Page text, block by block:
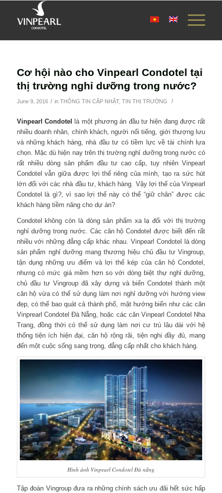
Cơ hội nào cho Vinpearl Condotel tại
thị trường nghỉ dưỡng trong nước?
June 9, 2016 / in THÔNG TIN CẬP NHẬT, TIN THỊ TRƯỜNG /
Vinpearl Condotel
là một phương án đầu tư hiện đang được rất
nhiều doanh nhân, chính khách, người nổi tiếng, giới thượng lưu
và những khách hàng, nhà đầu tư có tiềm lực về tài chính lựa
chọn. Mặc dù hiện nay trên thị trường nghỉ dưỡng trong nước có
rất nhiều dòng sản phẩm đầu tư cao cấp, tuy nhiên Vinpearl
Condotel vẫn giữa được lợi thế riêng của mình, tạo ra sức hút
lớn đối với các nhà đầu tư, khách hàng. Vậy lợi thế của Vinpearl
Condotel là gì?, vì sao lợi thế này có thể “giữ chân” được các
khách hàng tiềm năng cho dự án?
Condotel không còn là dòng sản phẩm xa lạ đối với thị trường
nghỉ dưỡng trong nước. Các căn hộ Condotel được biết đến rất
nhiều với những đẳng cấp khác nhau. Vinpearl Condotel là dòng
sản phẩm nghỉ dưỡng mang thương hiệu chủ đầu tư Vingroup,
tận dụng những ưu điểm và lợi thế kép của căn hộ Condotel,
nhưng có mức giá mềm hơn so với dòng biệt thự nghỉ dưỡng,
chủ đầu tư Vingroup đã xây dựng và biến Condotel thành một
căn hộ vừa có thể sử dụng làm nơi nghỉ dưỡng với hướng view
đẹp, có thể bao quát cả thành phố, mặt hướng biển như các căn
Vinprearl Condotel Đà Nẵng, hoặc các căn Vinpearl Condotel Nha
Trang, đồng thời có thể sử dụng làm nơi cư trú lâu dài với hệ
thống tiện ích hiện đại, căn hộ rộng rãi, tiện nghi đầy đủ, mang
đến một cuộc sống sang trọng, đẳng cấp nhất cho khách hàng.
Hình ảnh Vinpearl Condotel Đà nẵng
Tập đoàn Vingroup đưa ra những chính sách ưu đãi hết sức hấp